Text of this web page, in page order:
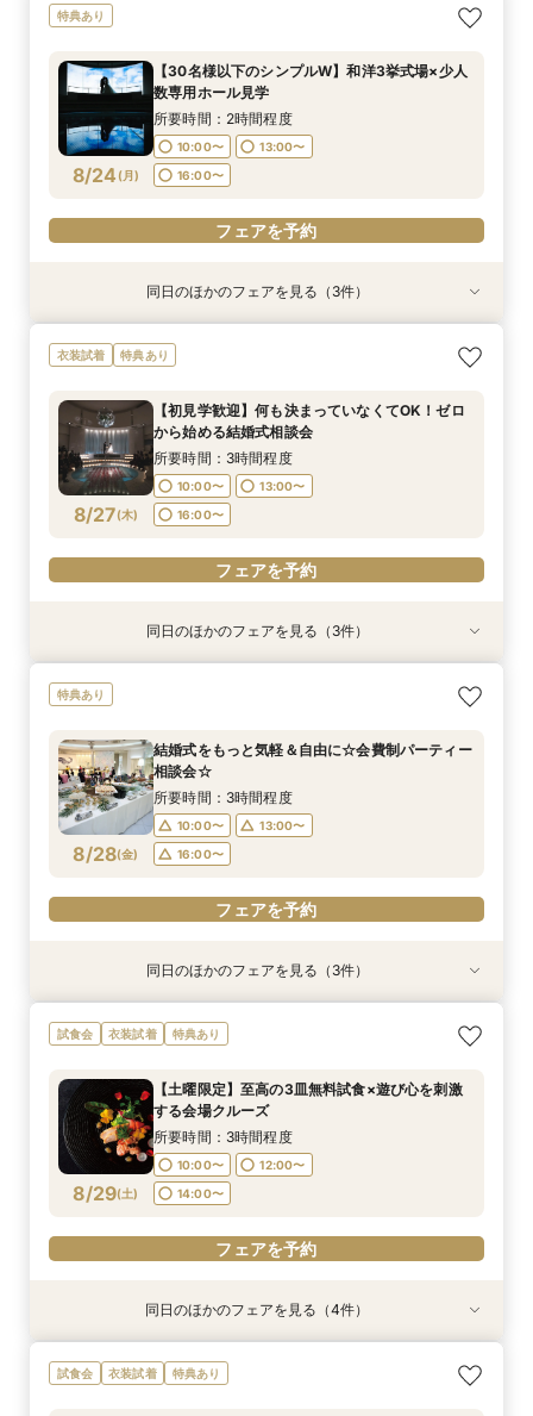
8/23(日)
【30名様以下のシンプルW】和洋3挙式場×少人
10:00〜
13:00〜
16:00〜
フェアを予約
8/23(日)
【自宅＆スマホでＯＫ】オンライン相談会★まず
11:00〜
14:00〜
18:00〜
フェアを予約
8/23(日)
結婚式をもっと気軽＆自由に☆会費制パーティー
10:00〜
13:00〜
16:00〜
フェアを予約
8/23(日)
【初見学歓迎】何も決まっていなくてOK！ゼロ
10:00〜
13:00〜
16:00〜
フェアを予約
特典あり
8/24 (月)
【30名様以下のシンプルW】和洋3挙式場×少人
数専用ホール見学
所要時間：2時間程度
10:00〜
13:00〜
16:00〜
フェアを予約
8/24(月)
【自宅＆スマホでＯＫ】オンライン相談会★まず
は気軽に♪
11:00〜
14:00〜
18:00〜
フェアを予約
8/24(月)
結婚式をもっと気軽＆自由に☆会費制パーティー
相談会☆
10:00〜
13:00〜
16:00〜
フェアを予約
特典あり
8/24(月)
【初見学歓迎】何も決まっていなくてOK！ゼロ
から始める結婚式相談会
10:00〜
13:00〜
16:00〜
フェアを予約
同日のほかのフェアを見る（3件）
衣装試着 特典あり
8/27(木)
【初見学歓迎】何も決まっていなくてOK！ゼロ
から始める結婚式相談会
所要時間：3時間程度
10:00〜
13:00〜
16:00〜
フェアを予約
8/27(木)
【30名様以下のシンプルW】和洋3挙式場×少人
10:00〜
16:00〜
フェアを予約
8/27(木)
【自宅＆スマホでＯＫ】オンライン相談会★まず
11:00〜
18:00〜
フェアを予約
8/27(木)
結婚式をもっと気軽＆自由に☆会費制パーティー
10:00〜
16:00〜
フェアを予約
同日のほかのフェアを見る（3件）
特典あり
8/28(金)
結婚式をもっと気軽＆自由に☆会費制パーティー
相談会☆
所要時間：3時間程度
10:00〜
13:00〜
16:00〜
フェアを予約
8/28(金)
【30名様以下のシンプルW】和洋3挙式場×少人
数専用ホール見学
10:00〜
13:00〜
16:00〜
フェアを予約
8/28(金)
【自宅＆スマホでＯＫ】オンライン相談会★まず
は気軽に♪
11:00〜
14:00〜
18:00〜
フェアを予約
特典あり
8/28(金)
【初見学歓迎】何も決まっていなくてOK！ゼロ
から始める結婚式相談会
10:00〜
13:00〜
16:00〜
フェアを予約
同日のほかのフェアを見る（3件）
試食会 衣装試着 特典あり
8/29(土)
【土曜限定】至高の3皿無料試食×遊び心を刺激
する会場クルーズ
所要時間：3時間程度
10:00〜
12:00〜
14:00〜
フェアを予約
【30名様以下のシンプルW】和洋3挙式場×少人
数専用ホール見学
【自宅＆スマホでＯＫ】オンライン相談会★まず
は気軽に♪
結婚式をもっと気軽＆自由に☆会費制パーティー
相談会☆
特典あり
【初見学歓迎】何も決まっていなくてOK！ゼロ
から始める結婚式相談会
同日のほかのフェアを見る（4件）
試食会 衣装試着 特典あり